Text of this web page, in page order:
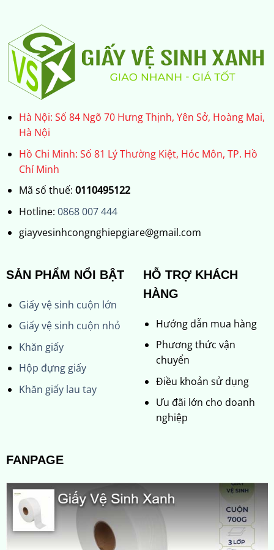
Hà Nội: Số 84 Ngõ 70 Hưng Thịnh, Yên Sở, Hoàng Mai,
Hà Nội
Hồ Chi Minh: Số 81 Lý Thường Kiệt, Hóc Môn, TP. Hồ
Chí Minh
Mã số thuế: 0110495122
Hotline: 0868 007 444
giayvesinhcongnghiepgiare@gmail.com
SẢN PHẨM NỔI BẬT
Giấy vệ sinh cuộn lớn
Giấy vệ sinh cuộn nhỏ
Khăn giấy
Hộp đựng giấy
Khăn giấy lau tay
HỖ TRỢ KHÁCH
HÀNG
Hướng dẫn mua hàng
Phương thức vận
chuyển
Điều khoản sử dụng
Ưu đãi lớn cho doanh
nghiệp
FANPAGE